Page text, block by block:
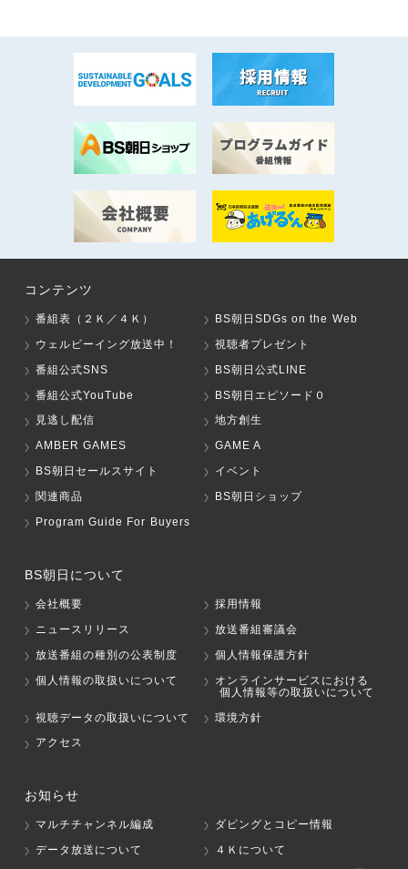
コンテンツ
番組表（２Ｋ／４Ｋ）
BS朝日SDGs on the Web
ウェルビーイング放送中！
視聴者プレゼント
番組公式SNS
BS朝日公式LINE
番組公式YouTube
BS朝日エピソード０
見逃し配信
地方創生
AMBER GAMES
GAME A
BS朝日セールスサイト
イベント
関連商品
BS朝日ショップ
Program Guide For Buyers
BS朝日について
会社概要
採用情報
ニュースリリース
放送番組審議会
放送番組の種別の公表制度
個人情報保護方針
個人情報の取扱いについて
オンラインサービスにおける
個人情報等の取扱いについて
視聴データの取扱いについて
環境方針
アクセス
お知らせ
マルチチャンネル編成
ダビングとコピー情報
データ放送について
４Ｋについて